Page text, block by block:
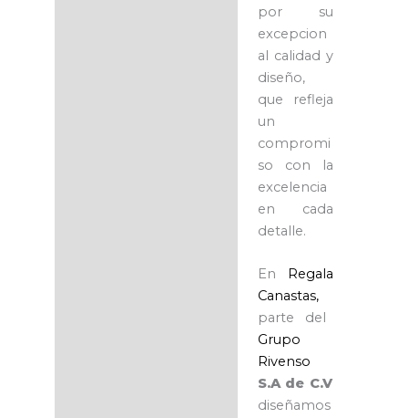
por su
excepcion
al calidad y
diseño,
que refleja
un
compromi
so con la
excelencia
en cada
detalle.
En
Regala
Canastas,
parte del
Grupo
Rivenso
S.A de C.V
diseñamos